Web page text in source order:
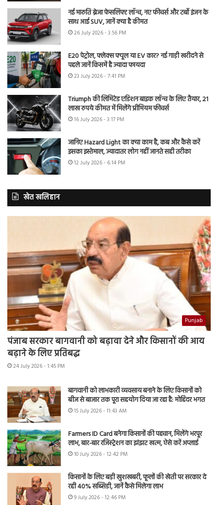
नई मारुति ब्रेजा फेसलिफ्ट लॉन्च, नए फीचर्स और टर्बो इंजन के
साथ आई SUV, जानें क्या है कीमत
26 July 2026 - 3:56 PM
E20 पेट्रोल, फ्लेक्स फ्यूल या EV कार? नई गाड़ी खरीदने से
पहले जानें किसमें है ज्यादा फायदा
23 July 2026 - 7:41 PM
Triumph की लिमिटेड एडिशन बाइक लॉन्च के लिए तैयार, 21
लाख रुपये कीमत में मिलेंगे प्रीमियम फीचर्स
16 July 2026 - 3:17 PM
जानिए Hazard Light का क्या काम है, कब और कैसे करें
इसका इस्तेमाल, ज्यादातर लोग नहीं जानते सही तरीका
12 July 2026 - 6:14 PM
खेत खलिहान
Punjab
पंजाब सरकार बागवानी को बढ़ावा देने और किसानों की आय
बढ़ाने के लिए प्रतिबद्ध
24 July 2026 - 1:45 PM
बागवानी को लाभकारी व्यवसाय बनाने के लिए किसानों को
बीज से बाजार तक पूरा सहयोग दिया जा रहा है: मोहिंदर भगत
15 July 2026 - 11:43 AM
Farmers ID Card बनेगा किसानों की पहचान, मिलेंगे भरपूर
लाभ, बार-बार रजिस्ट्रेशन का झंझट खत्म, ऐसे करें अप्लाई
10 July 2026 - 12:42 PM
किसानों के लिए बड़ी खुशखबरी, फूलों की खेती पर सरकार दे
रही 40% सब्सिडी, जानें कैसे मिलेगा लाभ
9 July 2026 - 12:46 PM